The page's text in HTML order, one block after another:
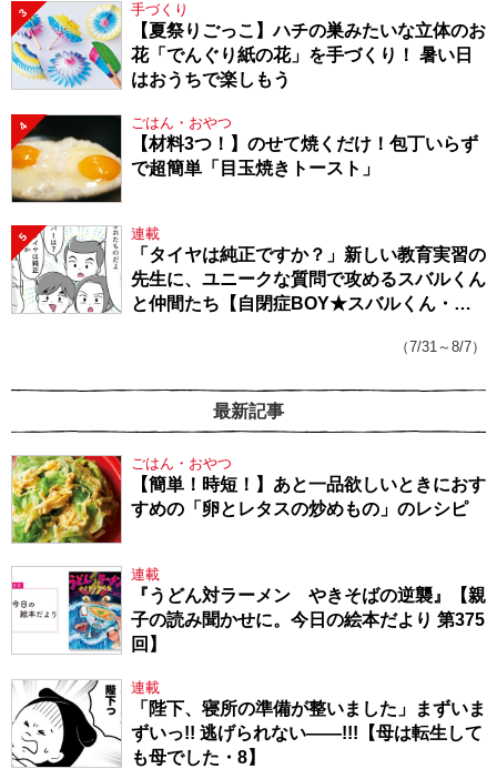
3 手づくり
【夏祭りごっこ】ハチの巣みたいな立体のお
花「でんぐり紙の花」を手づくり！ 暑い日
はおうちで楽しもう
4 ごはん・おやつ
【材料3つ！】のせて焼くだけ！包丁いらず
で超簡単「目玉焼きトースト」
5 連載
「タイヤは純正ですか？」新しい教育実習の
先生に、ユニークな質問で攻めるスバルくん
と仲間たち【自閉症BOY★スバルくん・
（7/31～8/7）
最新記事
ごはん・おやつ
【簡単！時短！】あと一品欲しいときにおす
すめの「卵とレタスの炒めもの」のレシピ
連載
『うどん対ラーメン やきそばの逆襲』【親
子の読み聞かせに。今日の絵本だより 第375
回】
連載
「陛下、寝所の準備が整いました」まずいま
ずいっ!! 逃げられない――!!!【母は転生して
も母でした・8】